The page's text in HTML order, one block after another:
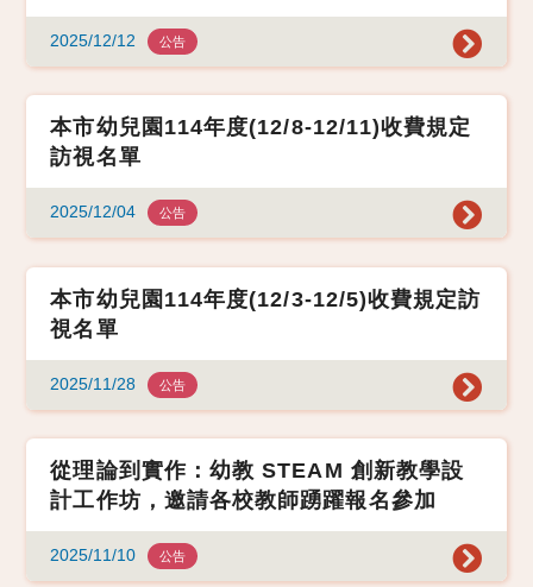
2025/12/12 公告
本市幼兒園114年度(12/8-12/11)收費規定
訪視名單
2025/12/04 公告
本市幼兒園114年度(12/3-12/5)收費規定訪
視名單
2025/11/28 公告
從理論到實作：幼教 STEAM 創新教學設
計工作坊，邀請各校教師踴躍報名參加
2025/11/10 公告